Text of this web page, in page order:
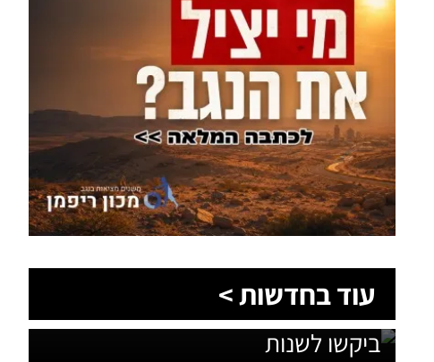
עוד בחדשות >
1,600 מתושבי עומר השתתפו בגיבוש
תוכנית האב לחינוך: זה מה שהם
ביקשו לשנות